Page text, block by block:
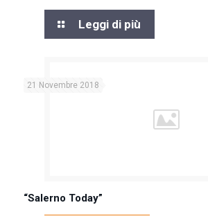
Leggi di più
21 Novembre 2018
“Salerno Today”